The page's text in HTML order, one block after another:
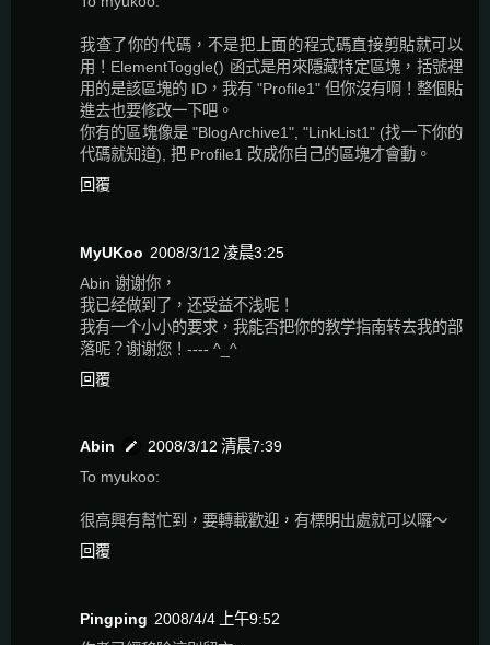
我查了你的代碼，不是把上面的程式碼直接剪貼就可以
用！ElementToggle() 函式是用來隱藏特定區塊，括號裡
用的是該區塊的 ID，我有 "Profile1" 但你沒有啊！整個貼
進去也要修改一下吧。
你有的區塊像是 "BlogArchive1", "LinkList1" (找一下你的
代碼就知道), 把 Profile1 改成你自己的區塊才會動。
回覆
MyUKoo 2008/3/12 凌晨3:25
Abin 谢谢你，
我已经做到了，还受益不浅呢！
我有一个小小的要求，我能否把你的教学指南转去我的部
落呢？谢谢您！---- ^_^
回覆
Abin
2008/3/12 清晨7:39
To myukoo:
很高興有幫忙到，要轉載歡迎，有標明出處就可以囉～
回覆
Pingping 2008/4/4 上午9:52